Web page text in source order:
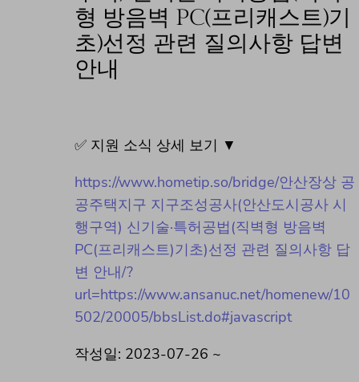
형 방음벽 PC(프리캐스트)기
초)선정 관련 질의사항 답변
안내
✅ 지원 소식 상세 보기 ▼
https://www.hometip.so/bridge/안산장상 공
공주택지구 지구조성공사(안산도시공사 시
행구역) 신기술·특허공법(직벽형 방음벽
PC(프리캐스트)기초)선정 관련 질의사항 답
변 안내/?
url=https://www.ansanuc.net/homenew/10
502/20005/bbsList.do#javascript
작성일: 2023-07-26 ~